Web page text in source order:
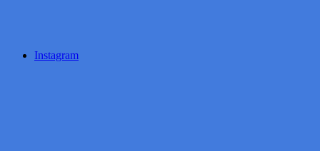
Instagram